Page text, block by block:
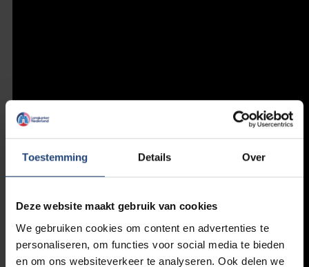
Toestemming Details Over
Deze website maakt gebruik van cookies
We gebruiken cookies om content en advertenties te
personaliseren, om functies voor social media te bieden
en om ons websiteverkeer te analyseren. Ook delen we